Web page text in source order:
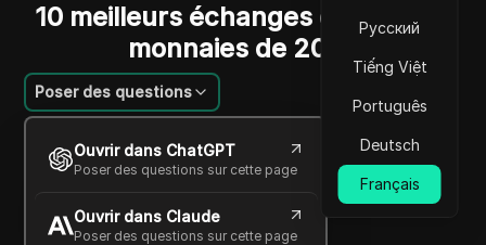
Русский
Tiếng Việt
Português
Deutsch
Français
10 meilleurs échanges de crypto-
monnaies de 2025
Poser des questions
Ouvrir dans ChatGPT
Poser des questions sur cette page
Ouvrir dans Claude
Poser des questions sur cette page
Emily Grace Johnson
22 oct. 2025 5 min de lecture
Copy Link